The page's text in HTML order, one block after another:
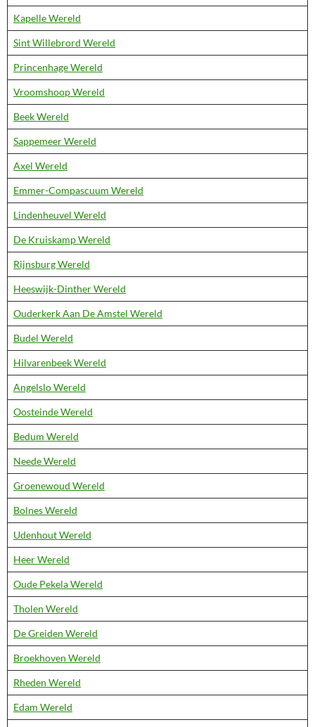
Kapelle Wereld
Sint Willebrord Wereld
Princenhage Wereld
Vroomshoop Wereld
Beek Wereld
Sappemeer Wereld
Axel Wereld
Emmer-Compascuum Wereld
Lindenheuvel Wereld
De Kruiskamp Wereld
Rijnsburg Wereld
Heeswijk-Dinther Wereld
Ouderkerk Aan De Amstel Wereld
Budel Wereld
Hilvarenbeek Wereld
Angelslo Wereld
Oosteinde Wereld
Bedum Wereld
Neede Wereld
Groenewoud Wereld
Bolnes Wereld
Udenhout Wereld
Heer Wereld
Oude Pekela Wereld
Tholen Wereld
De Greiden Wereld
Broekhoven Wereld
Rheden Wereld
Edam Wereld